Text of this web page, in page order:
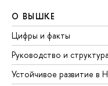
О ВЫШКЕ
Цифры и факты
Руководство и структура
Устойчивое развитие